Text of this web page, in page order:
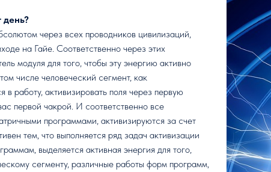
день?
через всех проводников цивилизаций,
на Гайе. Соответственно через этих
модуля для того, чтобы эту энергию активно
числе человеческий сегмент, как
в работу, активизировать поля через первую
первой чакрой. И соответственно все
программами, активизируются за счет
тем, что выполняется ряд задач активизации
выделяется активная энергия для того,
сегменту, различные работы форм программ,